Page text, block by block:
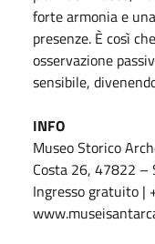
forte armonia e
presenze. È così
osservazione
sensibile,
INFO
Museo Storico
Costa 26, 47822 –
Ingresso gratuito |